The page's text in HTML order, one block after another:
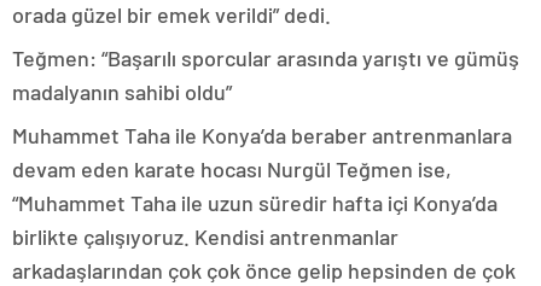
orada güzel bir emek verildi” dedi.
Teğmen: “Başarılı sporcular arasında yarıştı ve gümüş
madalyanın sahibi oldu”
Muhammet Taha ile Konya’da beraber antrenmanlara
devam eden karate hocası Nurgül Teğmen ise,
“Muhammet Taha ile uzun süredir hafta içi Konya’da
birlikte çalışıyoruz. Kendisi antrenmanlar
arkadaşlarından çok çok önce gelip hepsinden de çok